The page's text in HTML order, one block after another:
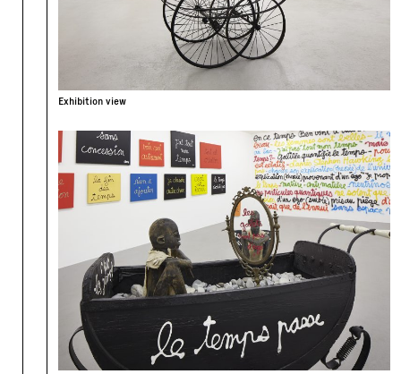
Exhibition view